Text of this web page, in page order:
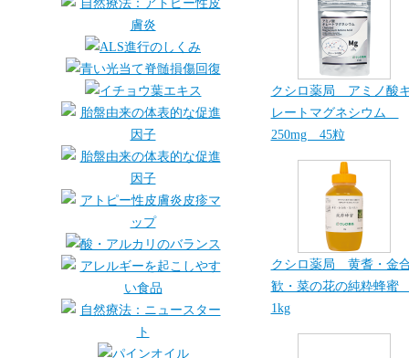
クシロ薬局 アミノ酸
レートマグネシウム
250mg 45粒
クシロ薬局 黄耆・金
歓・菜の花の純粋蜂
1kg